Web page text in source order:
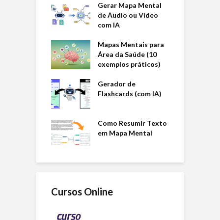
Gerar Mapa Mental
de Áudio ou Vídeo
com IA
Mapas Mentais para
Área da Saúde (10
exemplos práticos)
Gerador de
Flashcards (com IA)
Como Resumir Texto
em Mapa Mental
Cursos Online